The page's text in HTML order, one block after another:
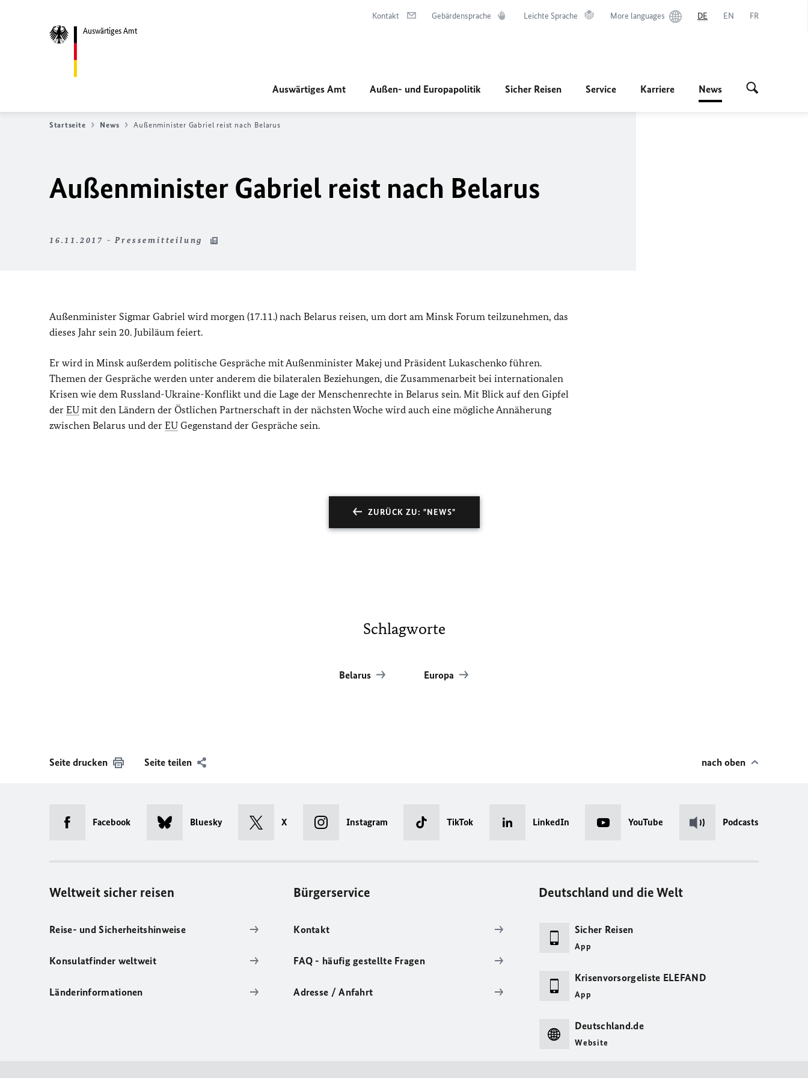
Auswärtiges Amt
Kontakt Gebärdensprache Leichte Sprache More languages DE EN FR
Auswärtiges Amt Außen- und Europapolitik Sicher Reisen Service Karriere News
Startseite News Außenminister Gabriel reist nach Belarus
Außenminister Gabriel reist nach Belarus
16.11.2017 - Pressemitteilung
Außenminister Sigmar Gabriel wird morgen (17.11.) nach Belarus reisen, um dort am Minsk Forum teilzunehmen, das
dieses Jahr sein 20. Jubiläum feiert.
Er wird in Minsk außerdem politische Gespräche mit Außenminister Makej und Präsident Lukaschenko führen.
Themen der Gespräche werden unter anderem die bilateralen Beziehungen, die Zusammenarbeit bei internationalen
Krisen wie dem Russland-Ukraine-Konflikt und die Lage der Menschenrechte in Belarus sein. Mit Blick auf den Gipfel
der EU mit den Ländern der Östlichen Partnerschaft in der nächsten Woche wird auch eine mögliche Annäherung
zwischen Belarus und der EU Gegenstand der Gespräche sein.
ZURÜCK ZU: "NEWS"
Schlagworte
Belarus Europa
Seite drucken Seite teilen nach oben
Facebook Bluesky X Instagram TikTok LinkedIn YouTube Podcasts
Weltweit sicher reisen
Reise- und Sicherheitshinweise
Konsulatfinder weltweit
Länderinformationen
Bürgerservice
Kontakt
FAQ - häufig gestellte Fragen
Adresse / Anfahrt
Deutschland und die Welt
Sicher Reisen
App
Krisenvorsorgeliste ELEFAND
App
Deutschland.de
Website